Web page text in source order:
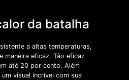
da batalha
a altas temperaturas,
maneira eficaz. Tão eficaz
até 20 por cento. Além
visual incrível com sua